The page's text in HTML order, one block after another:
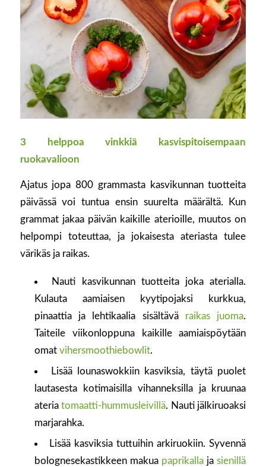
3 helppoa vinkkiä kasvispitoisempaan
ruokavalioon
Ajatus jopa 800 grammasta kasvikunnan tuotteita
päivässä voi tuntua ensin suurelta määrältä. Kun
grammat jakaa päivän kaikille aterioille, muutos on
helpompi toteuttaa, ja jokaisesta ateriasta tulee
värikäs ja raikas.
Nauti kasvikunnan tuotteita joka aterialla.
Kulauta aamiaisen kyytipojaksi kurkkua,
pinaattia ja lehtikaalia sisältävä raikas juoma.
Taiteile viikonloppuna kaikille aamiaispöytään
omat vihersmoothiebowlit.
Lisää lounaswokkiin kasviksia, täytä puolet
lautasesta kotimaisilla vihanneksilla ja kruunaa
ateriatomaatti-hummusleivillä. Nauti jälkiruoaksi
marjarahka.
Lisää kasviksia tuttuihin arkiruokiin. Syvennä
bolognesekastikkeen makuapaprikalla ja sienillä